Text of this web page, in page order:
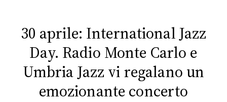
30 aprile: International Jazz
Day. Radio Monte Carlo e
Umbria Jazz vi regalano un
emozionante concerto